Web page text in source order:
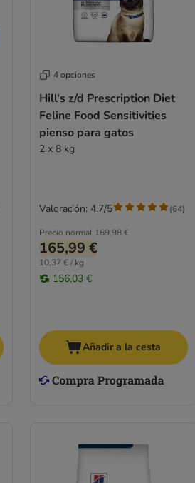
4 opciones
Hill's z/d Prescription Diet
Feline Food Sensitivities
pienso para gatos
2 x 8 kg
Precio normal 169,98 €
165,99 €
10,37 € / kg
156,03 €
Valoración: 4.7/5 (64)
Añadir a la cesta